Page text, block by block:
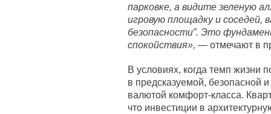
парковке, а видите зеленую
игровую площадку и соседей,
безопасности”. Это
спокойствия», — отмечают в
В условиях, когда темп жизни
в предсказуемой, безопасной
валютой комфорт-класса.
что инвестиции в